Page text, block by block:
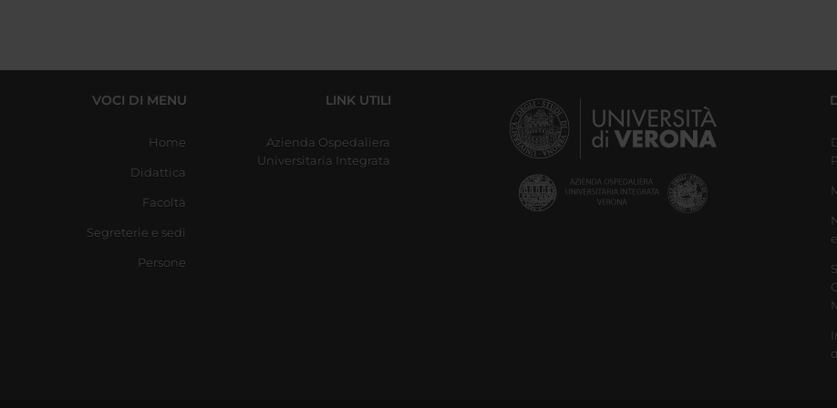
VOCI DI MENU
Home
Didattica
Facoltà
Segreterie e sedi
Persone
LINK UTILI
Azienda Ospedaliera
Universitaria Integrata